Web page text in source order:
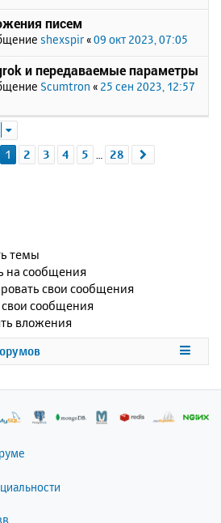
писем
shexspir «09 окт 2023, 07:05
и передаваемые параметры
Scumtron « 25 сен 2023, 12:57
Страница1 из 28
1 2 3 4 5 28
темы
на сообщения
свои сообщения
свои сообщения
вложения